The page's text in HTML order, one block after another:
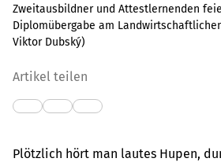
Zweitausbildner und Attestlernenden
Diplomübergabe am
Viktor Dubský)
Artikel teilen
Plötzlich hört man lautes Hupen,